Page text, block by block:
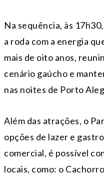
Na sequência, às
a roda com a energia
mais de oito anos,
cenário gaúcho e
nas noites de Porto
Além das atrações, o
opções de lazer e
comercial, é possível
locais, como: o